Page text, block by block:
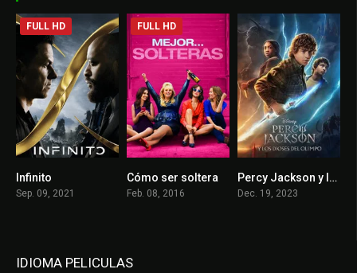
FULL HD
Infinito
Sep. 09, 2021
6.1
FULL HD
Cómo ser soltera
Feb. 08, 2016
7.5Percy Jackson y los dioses del Olimpo
Dec. 19, 2023
IDIOMA PELICULAS